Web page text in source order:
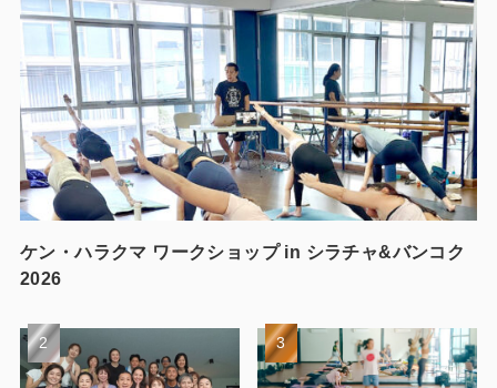
ケン・ハラクマ ワークショップ in シラチャ&バンコク
2026